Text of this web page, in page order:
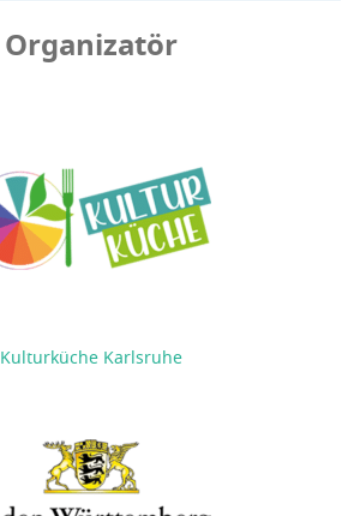
Organizatör
Kulturküche Karlsruhe